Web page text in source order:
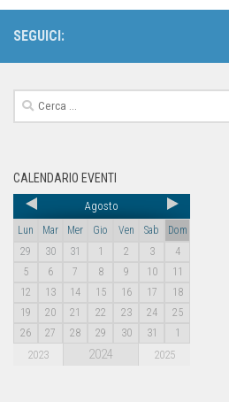
SEGUICI:
CALENDARIO EVENTI
Agosto
Lun Mar Mer Gio Ven Sab
Dom
29
30 31 1 2 3
4
5
6 7 8 9 10
11
12
13 14 15 16 17
18
19
20 21 22 23 24
25
26
27 28 29 30 31 1
2023 2024 2025